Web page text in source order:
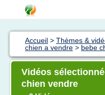
Accueil > Thèmes &
chien a vendre > bebe
Vidéos
chien vendre